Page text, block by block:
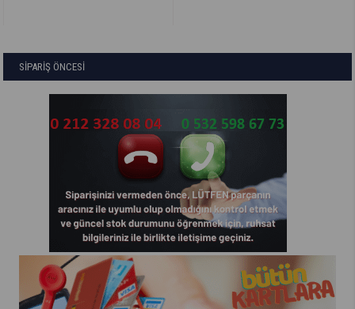
SİPARİŞ ÖNCESİ